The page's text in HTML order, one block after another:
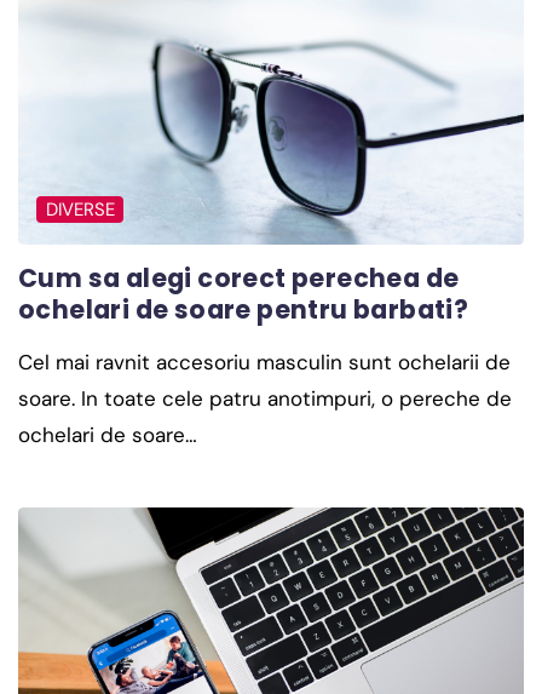
DIVERSE
Cum sa alegi corect perechea de
ochelari de soare pentru barbati?
Cel mai ravnit accesoriu masculin sunt ochelarii de
soare. In toate cele patru anotimpuri, o pereche de
ochelari de soare…